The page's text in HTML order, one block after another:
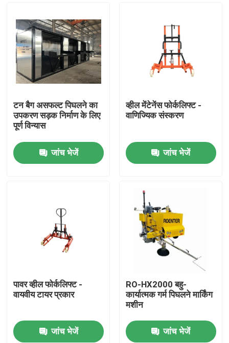
होम
उत्पाद
हमारे बारे में
फैक्टरी यात्रा
हमसे संपर्क करें
समाचार
सड़क परीक्षण उपकरण
टन बैग असफल्ट पिघलने का
उपकरण सड़क निर्माण के लिए
पूर्ण विन्यास
जांच भेजें
व्हील मेंटेनेंस फोर्कलिफ्ट -
वाणिज्यिक संस्करण
जांच भेजें
पावर व्हील फोर्कलिफ्ट -
वायवीय टायर प्रकार
जांच भेजें
RO-HX2000 बहु-
कार्यात्मक गर्म पिघलने मार्किंग
मशीन
जांच भेजें